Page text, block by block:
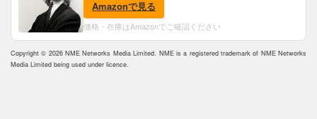
Amazonで見る
価格・在庫はAmazonでご確認ください
Copyright © 2026 NME Networks Media Limited. NME is a registered trademark of NME Networks
Media Limited being used under licence.